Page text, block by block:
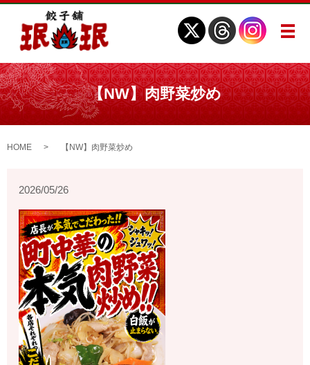
メ
【NW】肉野菜炒め
HOME 【NW】肉野菜炒め
2026/05/26